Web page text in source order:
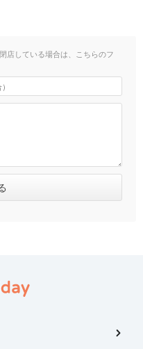
店している場合は、こちらのフ